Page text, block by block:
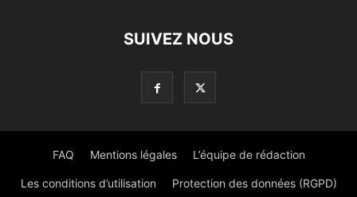
SUIVEZ NOUS
FAQ Mentions légales L’équipe de rédaction
Les conditions d’utilisation Protection des données (RGPD)